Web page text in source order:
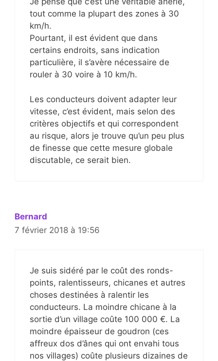
tout comme la plupart des zones à 30
km/h.
Pourtant, il est évident que dans
certains endroits, sans indication
particulière, il s’avère nécessaire de
rouler à 30 voire à 10 km/h.
Les conducteurs doivent adapter leur
vitesse, c’est évident, mais selon des
critères objectifs et qui correspondent
au risque, alors je trouve qu’un peu plus
de finesse que cette mesure globale
discutable, ce serait bien.
Bernard
7 février 2018 à 19:56
Je suis sidéré par le coût des ronds-
points, ralentisseurs, chicanes et autres
choses destinées à ralentir les
conducteurs. La moindre chicane à la
sortie d’un village coûte 100 000 €. La
moindre épaisseur de goudron (ces
affreux dos d’ânes qui ont envahi tous
nos villages) coûte plusieurs dizaines de